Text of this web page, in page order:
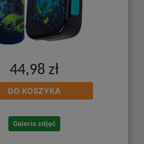
44,98 zł
DO KOSZYKA
Galeria zdjęć